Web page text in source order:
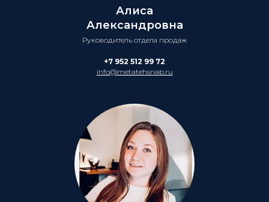
Алиса
Александровна
Руководитель отдела продаж
+7 952 512 99 72
info@metatehsnab.ru